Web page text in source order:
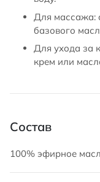
Для массажа:
базового
Для ухода за
крем или
Состав
100% эфирное